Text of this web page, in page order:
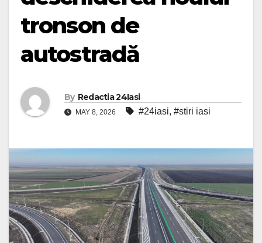
tronson de
autostradă
By Redactia 24Iasi
MAY 8, 2026 #24iasi, #stiri iasi